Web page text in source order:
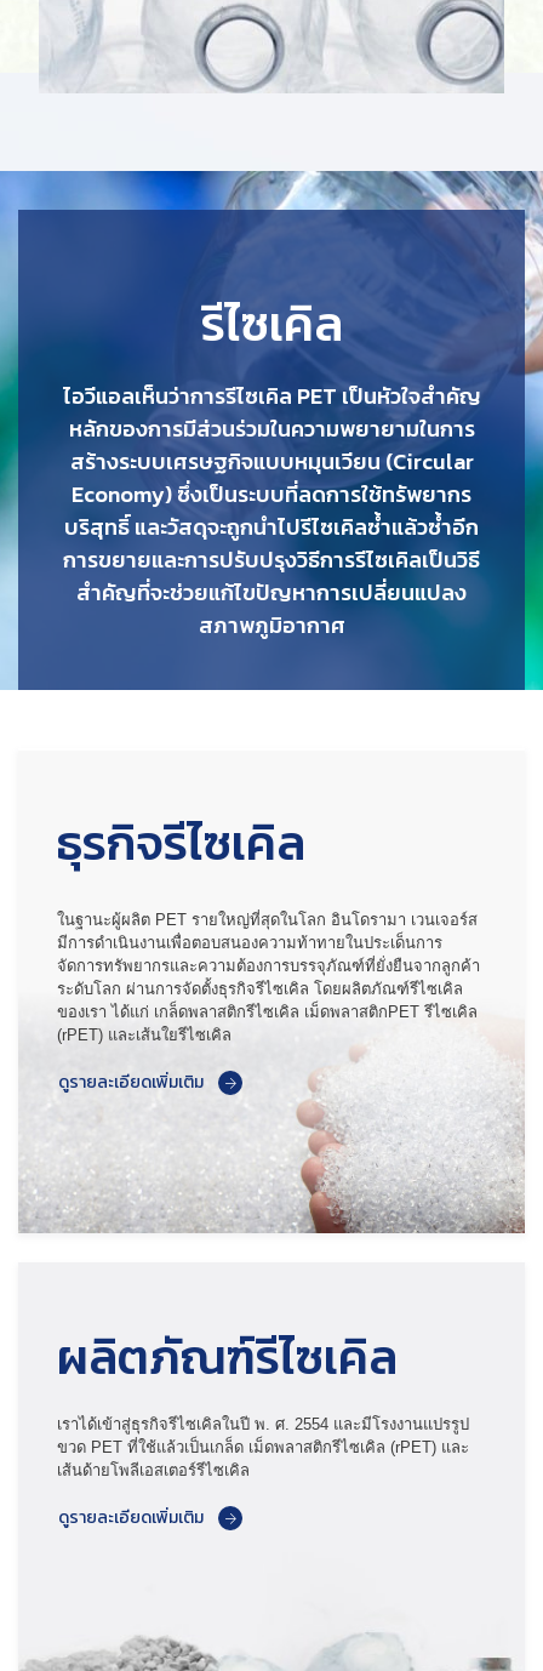
รีไซเคิล
ไอวีแอลเห็นว่าการรีไซเคิล PET เป็นหัวใจสำคัญ
หลักของการมีส่วนร่วมในความพยายามในการ
สร้างระบบเศรษฐกิจแบบหมุนเวียน (Circular
Economy) ซึ่งเป็นระบบที่ลดการใช้ทรัพยากร
บริสุทธิ์ และวัสดุจะถูกนำไปรีไซเคิลซ้ำแล้วซ้ำอีก
การขยายและการปรับปรุงวิธีการรีไซเคิลเป็นวิธี
สำคัญที่จะช่วยแก้ไขปัญหาการเปลี่ยนแปลง
สภาพภูมิอากาศ
ธุรกิจรีไซเคิล
ในฐานะผู้ผลิต PET รายใหญ่ที่สุดในโลก อินโดรามา เวนเจอร์ส
มีการดำเนินงานเพื่อตอบสนองความท้าทายในประเด็นการ
จัดการทรัพยากรและความต้องการบรรจุภัณฑ์ที่ยั่งยืนจากลูกค้า
ระดับโลก ผ่านการจัดตั้งธุรกิจรีไซเคิล โดยผลิตภัณฑ์รีไซเคิล
ของเรา ได้แก่ เกล็ดพลาสติกรีไซเคิล เม็ดพลาสติกPET รีไซเคิล
(rPET) และเส้นใยรีไซเคิล
ดูรายละเอียดเพิ่มเติม
ผลิตภัณฑ์รีไซเคิล
เราได้เข้าสู่ธุรกิจรีไซเคิลในปี พ. ศ. 2554 และมีโรงงานแปรรูป
ขวด PET ที่ใช้แล้วเป็นเกล็ด เม็ดพลาสติกรีไซเคิล (rPET) และ
เส้นด้ายโพลีเอสเตอร์รีไซเคิล
ดูรายละเอียดเพิ่มเติม